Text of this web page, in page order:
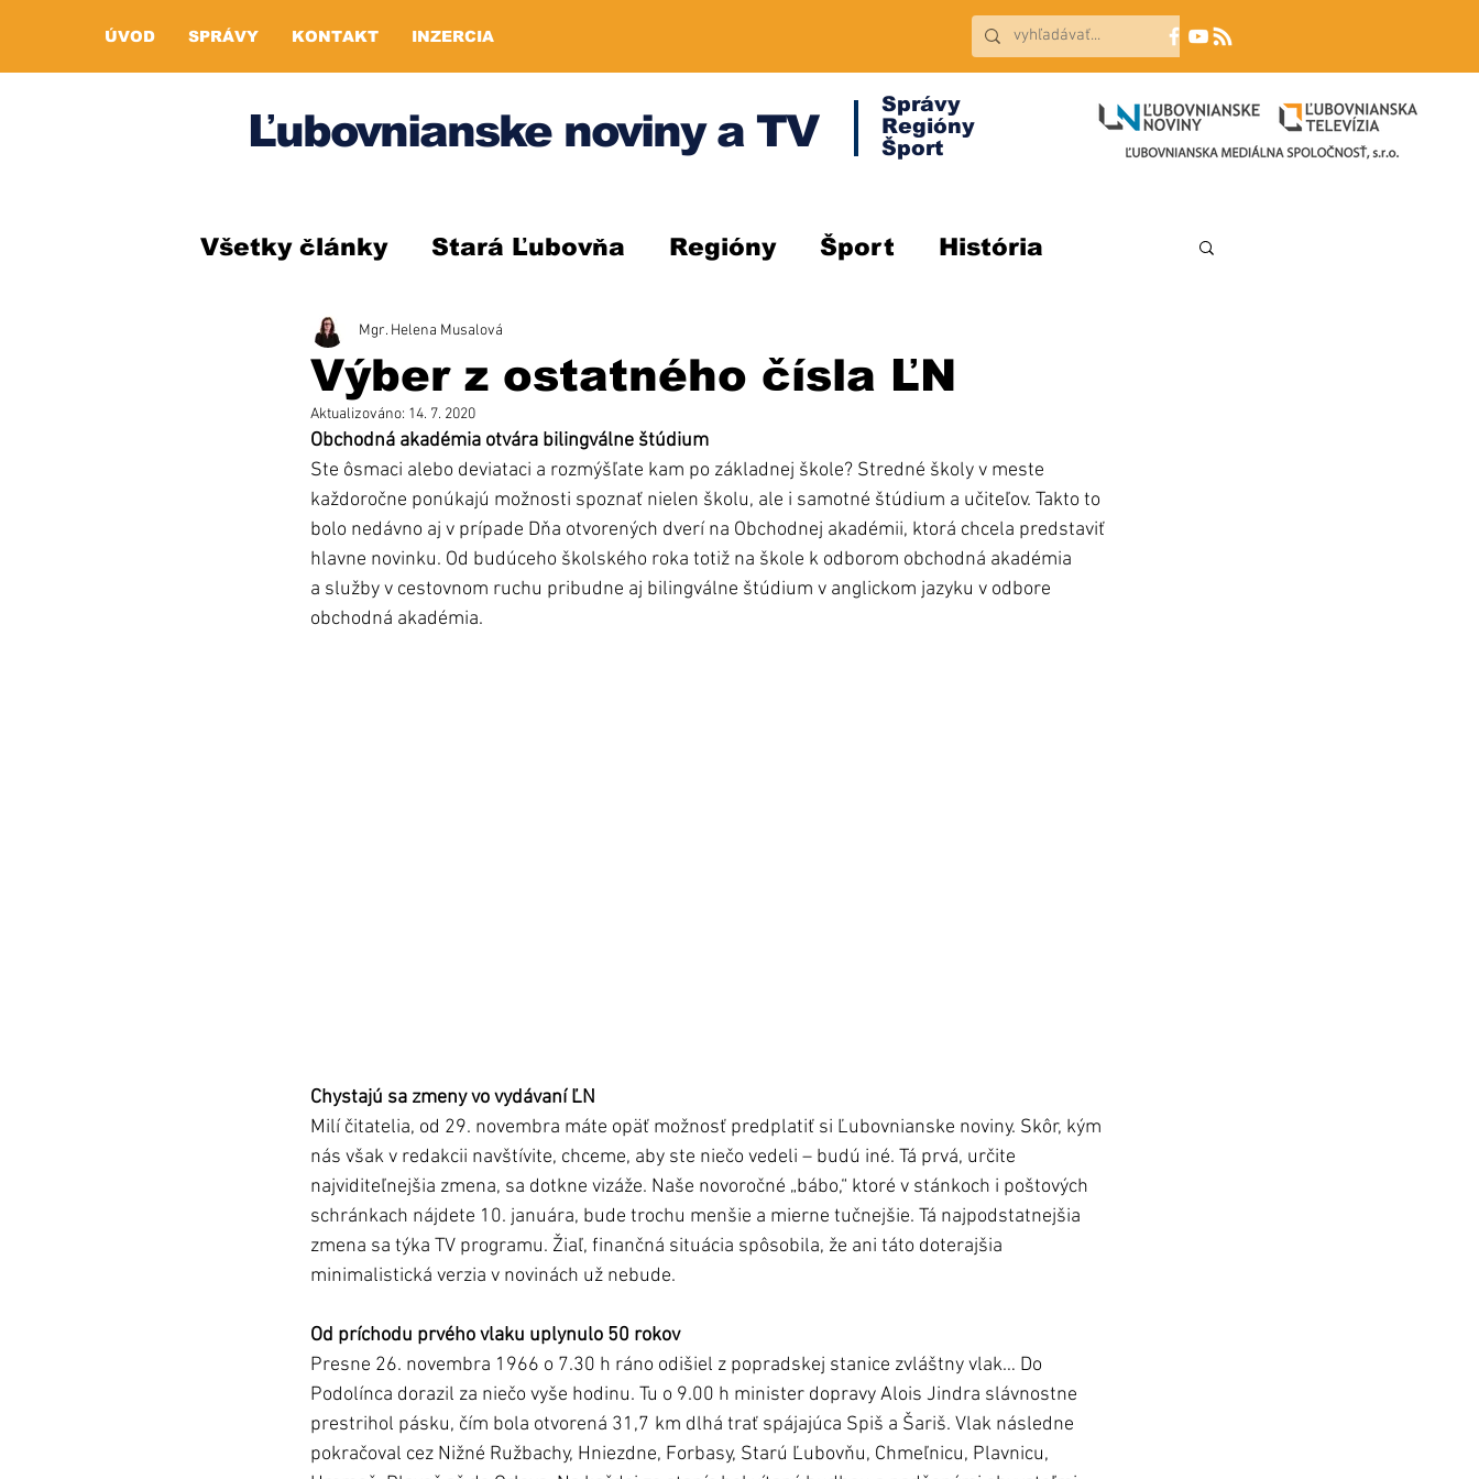
ÚVOD SPRÁVY KONTAKT INZERCIA
Ľubovnianske noviny a TV
Správy
Regióny
Šport
Všetky články Stará Ľubovňa Regióny Šport História
Výber z ostatného čísla ĽN
Mgr. Helena Musalová
Aktualizováno: 14. 7. 2020
Obchodná akadémia otvára bilingválne štúdium
Ste ôsmaci alebo deviataci a rozmýšľate kam po základnej škole? Stredné školy v meste
každoročne ponúkajú možnosti spoznať nielen školu, ale i samotné štúdium a učiteľov. Takto to
bolo nedávno aj v prípade Dňa otvorených dverí na Obchodnej akadémii, ktorá chcela predstaviť
hlavne novinku. Od budúceho školského roka totiž na škole k odborom obchodná akadémia
a služby v cestovnom ruchu pribudne aj bilingválne štúdium v anglickom jazyku v odbore
obchodná akadémia.
Chystajú sa zmeny vo vydávaní ĽN
Milí čitatelia, od 29. novembra máte opäť možnosť predplatiť si Ľubovnianske noviny. Skôr, kým
nás však v redakcii navštívite, chceme, aby ste niečo vedeli – budú iné. Tá prvá, určite
najviditeľnejšia zmena, sa dotkne vizáže. Naše novoročné „bábo,“ ktoré v stánkoch i poštových
schránkach nájdete 10. januára, bude trochu menšie a mierne tučnejšie. Tá najpodstatnejšia
zmena sa týka TV programu. Žiaľ, finančná situácia spôsobila, že ani táto doterajšia
minimalistická verzia v novinách už nebude.
Od príchodu prvého vlaku uplynulo 50 rokov
Presne 26. novembra 1966 o 7.30 h ráno odišiel z popradskej stanice zvláštny vlak… Do
Podolínca dorazil za niečo vyše hodinu. Tu o 9.00 h minister dopravy Alois Jindra slávnostne
prestrihol pásku, čím bola otvorená 31,7 km dlhá trať spájajúca Spiš a Šariš. Vlak následne
pokračoval cez Nižné Ružbachy, Hniezdne, Forbasy, Starú Ľubovňu, Chmeľnicu, Plavnicu,